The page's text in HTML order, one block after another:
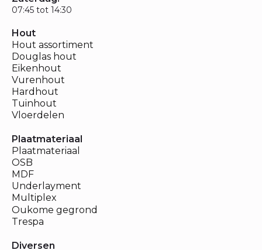
07:45 tot 14:30
Hout
Hout assortiment
Douglas hout
Eikenhout
Vurenhout
Hardhout
Tuinhout
Vloerdelen
Plaatmateriaal
Plaatmateriaal
OSB
MDF
Underlayment
Multiplex
Oukome gegrond
Trespa
Diversen